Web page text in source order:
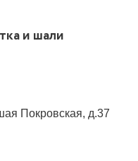
и шали
Покровская, д.37